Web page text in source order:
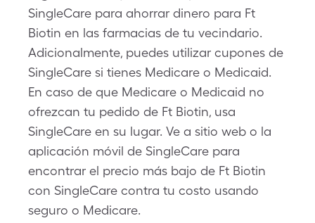
SingleCare para ahorrar dinero para Ft
Biotin en las farmacias de tu vecindario.
Adicionalmente, puedes utilizar cupones de
SingleCare si tienes Medicare o Medicaid.
En caso de que Medicare o Medicaid no
ofrezcan tu pedido de Ft Biotin, usa
SingleCare en su lugar. Ve a sitio web o la
aplicación móvil de SingleCare para
encontrar el precio más bajo de Ft Biotin
con SingleCare contra tu costo usando
seguro o Medicare.